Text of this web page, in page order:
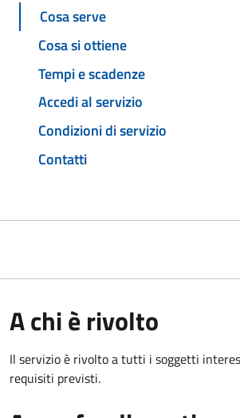
Cosa serve
Cosa si ottiene
Tempi e scadenze
Accedi al servizio
Condizioni di servizio
Contatti
A chi è rivolto
Il servizio è rivolto a tutti i soggetti
requisiti previsti.